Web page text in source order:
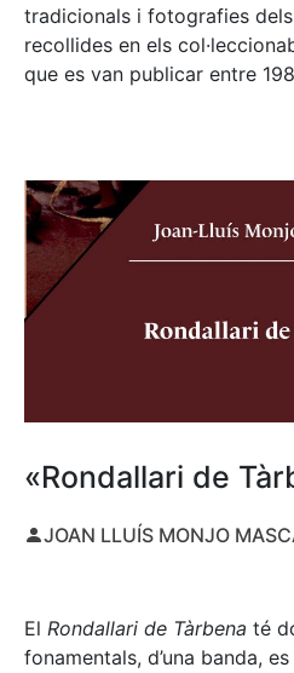
tradicionals i fotografies
recollides en els
que es van publicar entre
«Rondallari de
JOAN LLUÍS MONJO
El Rondallari de Tàrbena té
fonamentals, d’una banda,